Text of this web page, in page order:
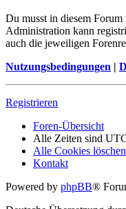
Du musst in diesem
Administration kann
auch die jeweiligen
Nutzungsbedingungen |
Registrieren
Foren-Übersicht
Alle Zeiten sind
Alle Cookies löschen
Kontakt
Powered by phpBB®